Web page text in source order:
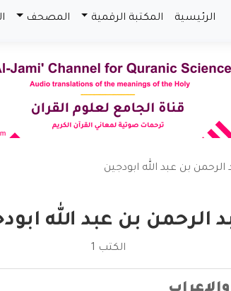
الرئيسية المكتبة الرقمية المصحف
الرحمن بن عبد الله ابودجين
الرحمن بن عبد الله
الكتب 1